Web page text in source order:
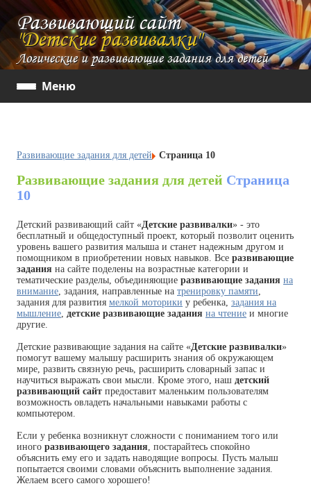
Развивающий сайт
"Детские развивалки"
Логические и развивающие задания для детей
Меню
Развивающие задания для детей Страница 10
Развивающие задания для детей Страница
10
Детский развивающий сайт «Детские развивалки» - это
бесплатный и общедоступный проект, который позволит оценить
уровень вашего развития малыша и станет надежным другом и
помощником в приобретении новых навыков. Все развивающие
задания на сайте поделены на возрастные категории и
тематические разделы, объединяющие развивающие задания на
внимание , задания, направленные на тренировку памяти
задания для развития мелкой моторики у ребенка, задания на
мышление детские развивающие задания на чтение и многие
другие.
Детские развивающие задания на сайте «Детские развивалки»
помогут вашему малышу расширить знания об окружающем
мире, развить связную речь, расширить словарный запас и
научиться выражать свои мысли. Кроме этого, наш детский
развивающий сайт предоставит маленьким пользователям
возможность овладеть начальными навыками работы с
компьютером.
Если у ребенка возникнут сложности с пониманием того или
иного развивающего задания , постарайтесь спокойно
объяснить ему его и задать наводящие вопросы. Пусть малыш
попытается своими словами объяснить выполнение задания.
Желаем всего самого хорошего!